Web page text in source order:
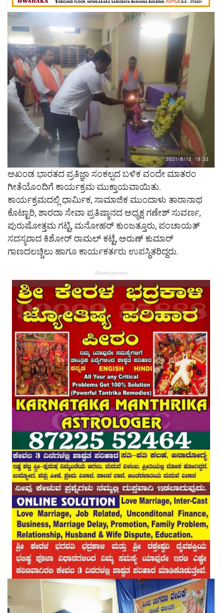
ಅಖಂಡ ಭಾರತದ ಪ್ರತಿಜ್ಞಾ ಸಂಕಲ್ಪದ ಬಳಿಕ ವಂದೇ ಮಾತರಂ
ಗೀತೆಯೊಂದಿಗೆ ಕಾರ್ಯಕ್ರಮ ಮುಕ್ತಾಯವಾಯಿತು.
ಕಾರ್ಯಕ್ರಮದಲ್ಲಿ ಧಾರ್ಮಿಕ, ಸಾಮಾಜಿಕ ಮುಂದಾಳು ತಾರಾನಾಥ
ಕೊಟ್ಟಾರಿ, ಶಾರದಾ ಸೇವಾ ಪ್ರತಿಷ್ಠಾನದ ಅಧ್ಯಕ್ಷ ಗಣೇಶ್ ಸುವರ್ಣ,
ಪುರುಷೋತ್ತಮ ಗಟ್ಟಿ, ಮನೋಹರ್ ಕುಂಜತ್ತೂರು, ಪಂಚಾಯತ್
ಸದಸ್ಯರಾದ ಕಿಶೋರ್ ರಾಮಲ್ ಕಟ್ಟೆ, ಅರುಣ್ ಕುಮಾರ್
ಗಾಣದಲಚ್ಚಿಲು ಹಾಗೂ ಕಾರ್ಯಕರ್ತರು ಉಪಸ್ಥಿತರಿದ್ದರು.
Advertisement